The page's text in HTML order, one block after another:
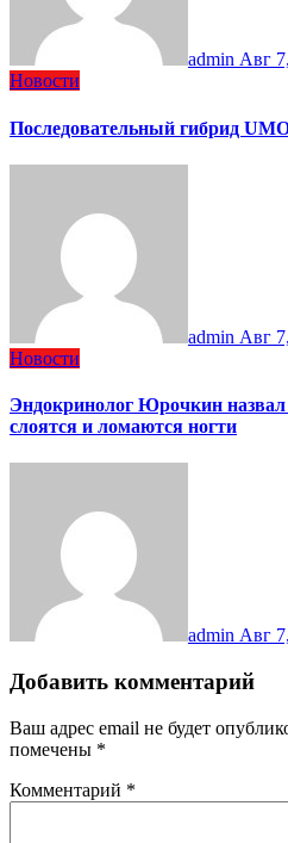
admin Авг
Новости
Последовательный гибрид
admin Авг
Новости
Эндокринолог Юрочкин
слоятся и ломаются ногти
admin Авг
Добавить комментарий
Ваш адрес email не будет
помечены *
Комментарий *